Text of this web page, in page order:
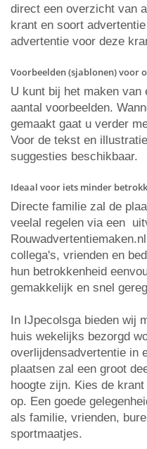
direct een overzicht van
krant en soort
advertentie voor deze
Voorbeelden (sjablonen) voor
U kunt bij het maken van
aantal voorbeelden.
gemaakt gaat u verder
Voor de tekst en
suggesties beschikbaar.
Ideaal voor iets minder
Directe familie zal de
veelal regelen via een
collega's, vrienden en
hun betrokkenheid
gemakkelijk en snel
In IJpecolsga bieden wij
huis wekelijks bezorgd
overlijdensadvertentie in
plaatsen zal een groot
hoogte zijn. Kies de
op. Een goede
als familie, vrienden,
sportmaatjes.